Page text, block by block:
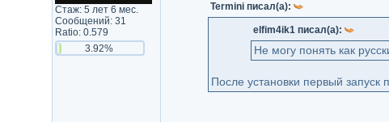
Стаж: 5 лет 6 мес.
Сообщений: 31
Ratio: 0.579
3.92%
Termini писал(а):
elfim4ik1 писал(а):
Не могу понять как
После установки первый запуск